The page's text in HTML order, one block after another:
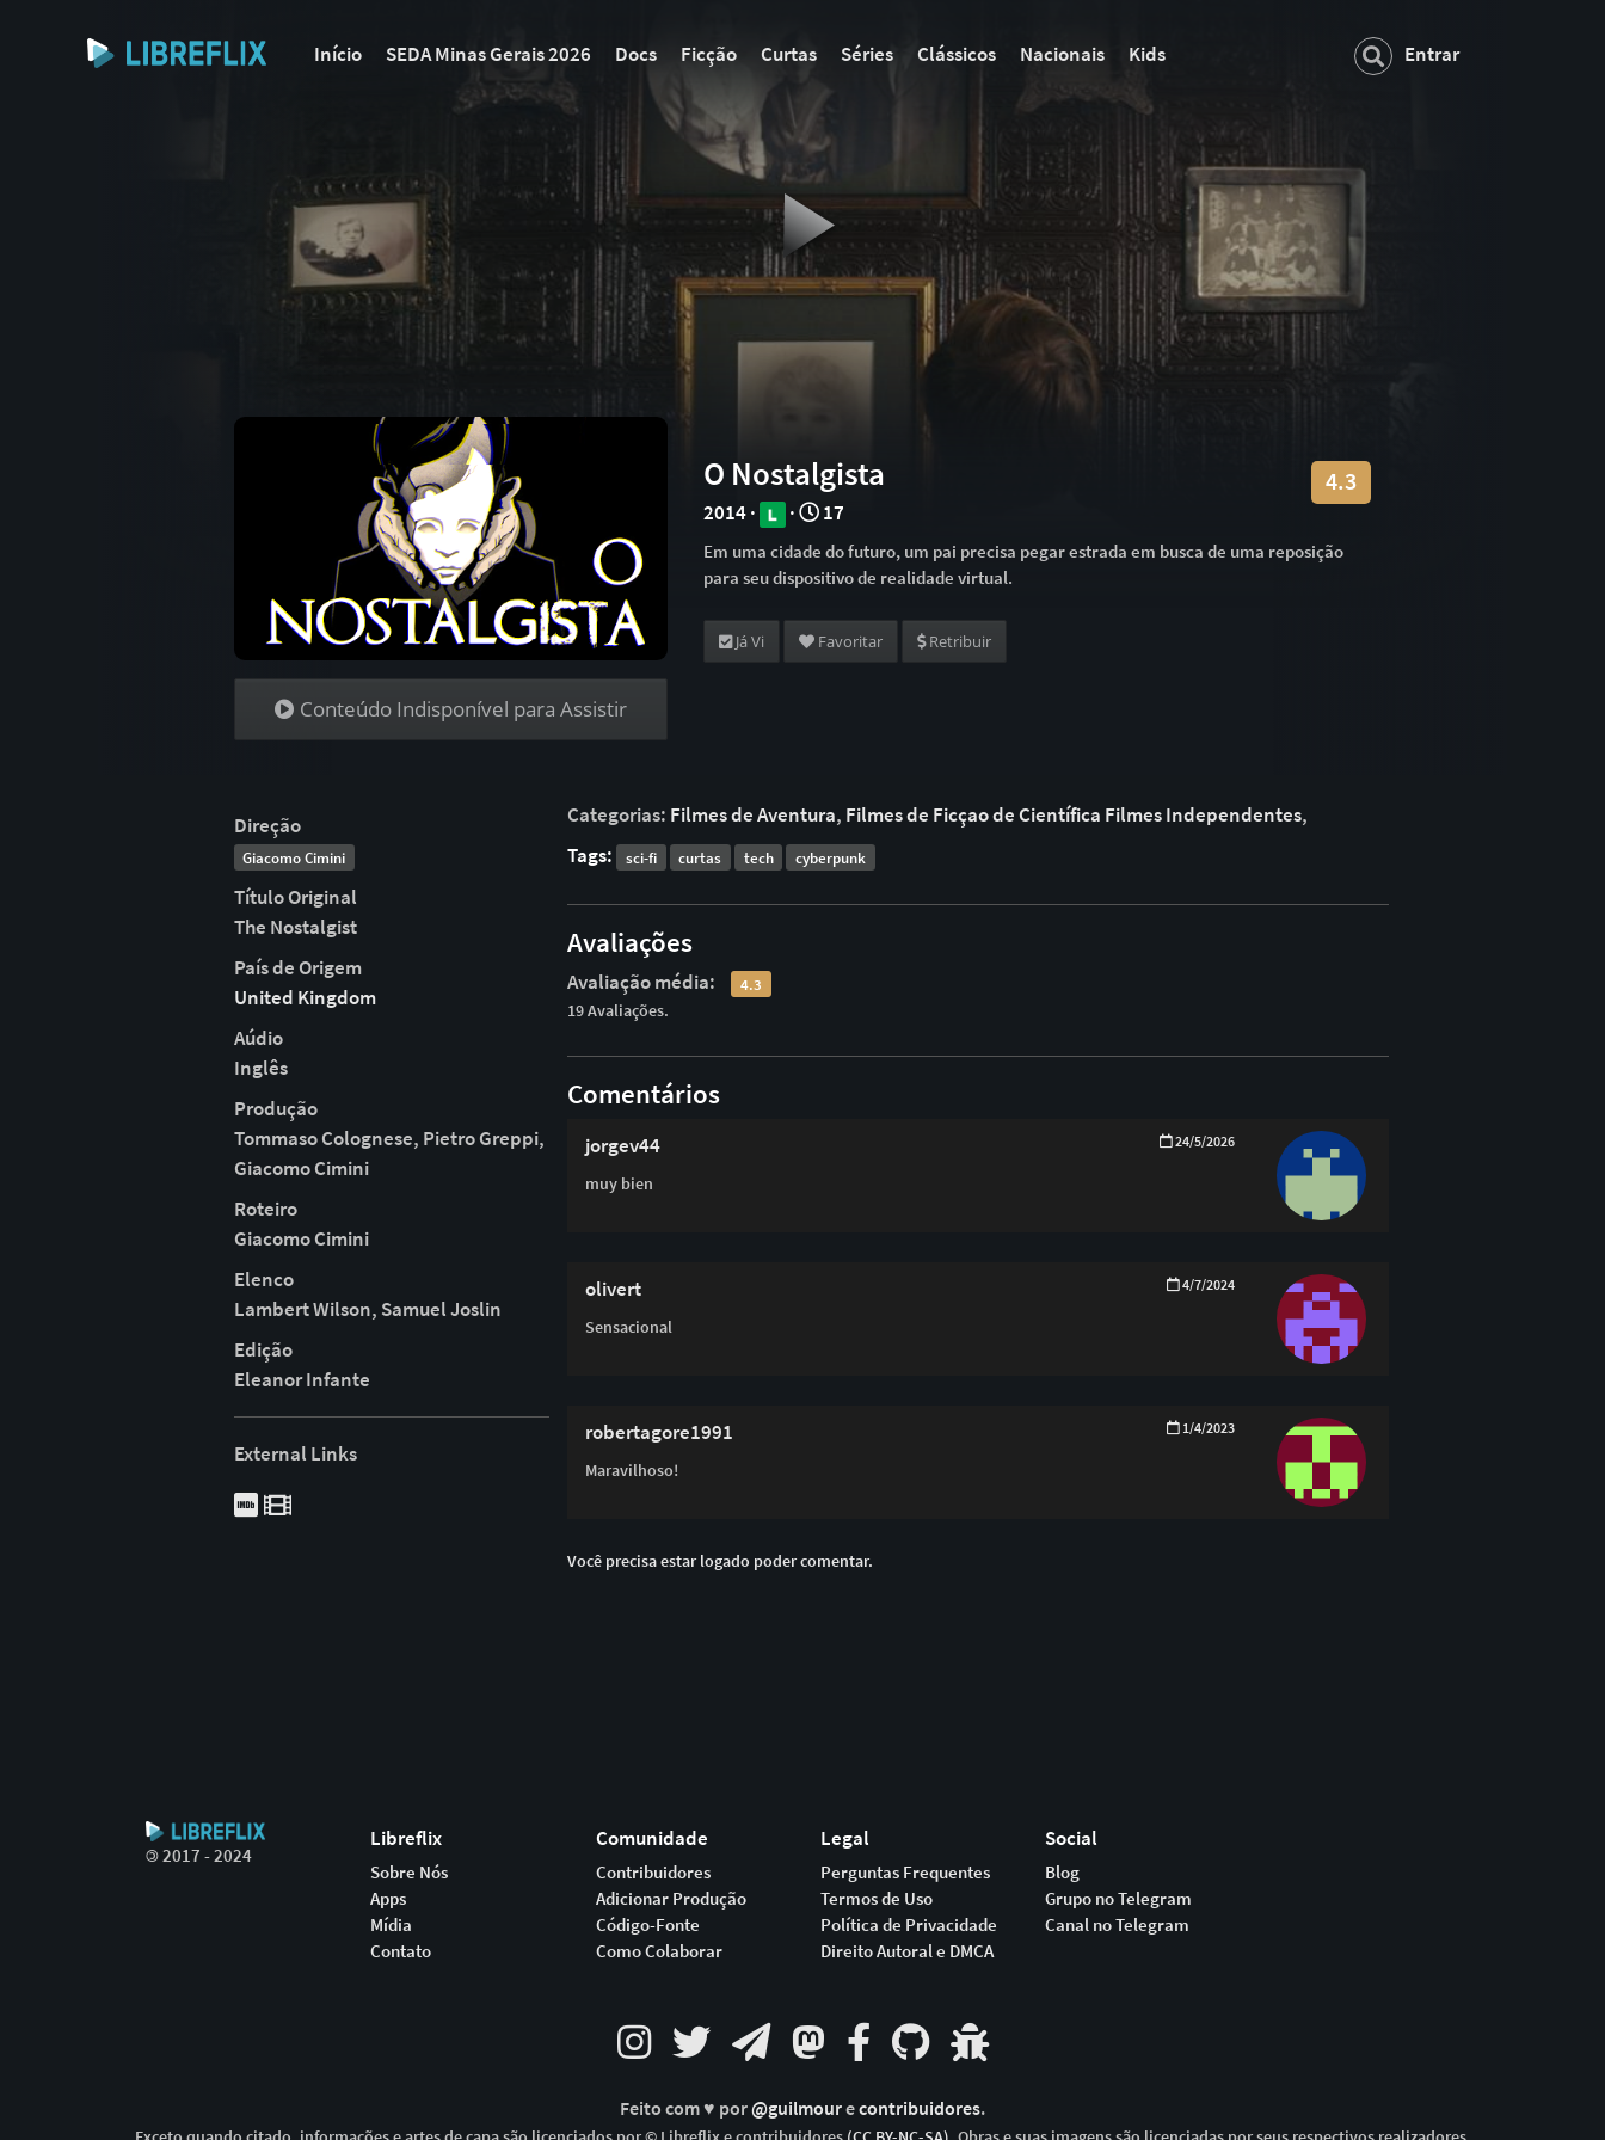
Início SEDA Minas Gerais 2026 Docs Ficção Curtas Séries Clássicos Nacionais Kids Entrar
Conteúdo Indisponível para Assistir
O Nostalgista 4.3
2014 · · 17
Em uma cidade do futuro, um pai precisa pegar estrada em busca de uma reposição
para seu dispositivo de realidade virtual.
Já Vi Favoritar Retribuir
Direção
Giacomo Cimini
Título Original
The Nostalgist
País de Origem
United Kingdom
Aúdio
Inglês
Produção
Tommaso Colognese, Pietro Greppi,
Giacomo Cimini
Roteiro
Giacomo Cimini
Elenco
Lambert Wilson, Samuel Joslin
Edição
Eleanor Infante
External Links
Categorias: Filmes de Aventura, Filmes de Ficçao de Científica Filmes Independentes,
Tags:
sci-fi curtas tech cyberpunk
Avaliações
Avaliação média: 4.3
19 Avaliações.
Comentários
jorgev44 24/5/2026
muy bien
olivert 4/7/2024
Sensacional
robertagore1991 1/4/2023
Maravilhoso!
Você precisa estar logado poder comentar.
©2017 - 2024
Libreflix
Sobre Nós
Apps
Mídia
Contato
Comunidade
Contribuidores
Adicionar Produção
Código-Fonte
Como Colaborar
Legal
Perguntas Frequentes
Termos de Uso
Política de Privacidade
Direito Autoral e DMCA
Social
Blog
Grupo no Telegram
Canal no Telegram
Feito com ♥ por@guilmourecontribuidores.